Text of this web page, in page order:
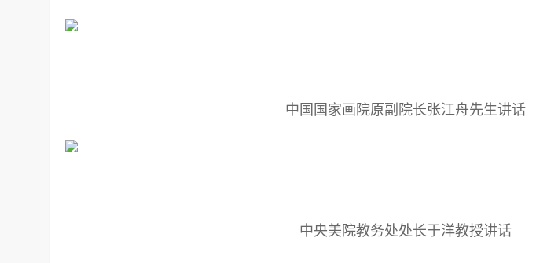
中国国家画院原副院长张江舟先生讲话
中央美院教务处处长于洋教授讲话